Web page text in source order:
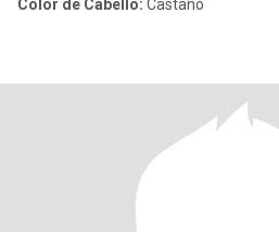
Color de Cabello: Castaño